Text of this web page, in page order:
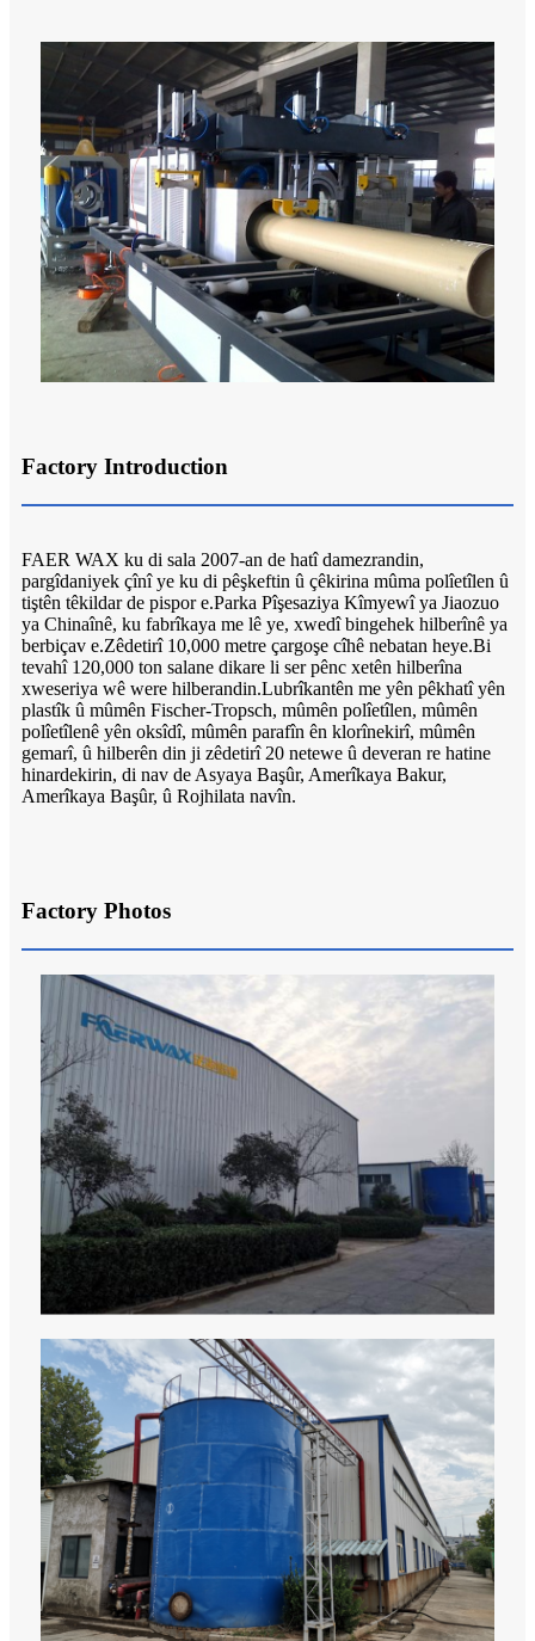
Factory Introduction
FAER WAX ku di sala 2007-an de hatî damezrandin,
pargîdaniyek çînî ye ku di pêşkeftin û çêkirina mûma polîetîlen û
tiştên têkildar de pispor e.Parka Pîşesaziya Kîmyewî ya Jiaozuo
ya Chinaînê, ku fabrîkaya me lê ye, xwedî bingehek hilberînê ya
berbiçav e.Zêdetirî 10,000 metre çargoşe cîhê nebatan heye.Bi
tevahî 120,000 ton salane dikare li ser pênc xetên hilberîna
xweseriya wê were hilberandin.Lubrîkantên me yên pêkhatî yên
plastîk û mûmên Fischer-Tropsch, mûmên polîetîlen, mûmên
polîetîlenê yên oksîdî, mûmên parafîn ên klorînekirî, mûmên
gemarî, û hilberên din ji zêdetirî 20 netewe û deveran re hatine
hinardekirin, di nav de Asyaya Başûr, Amerîkaya Bakur,
Amerîkaya Başûr, û Rojhilata navîn.
Factory Photos